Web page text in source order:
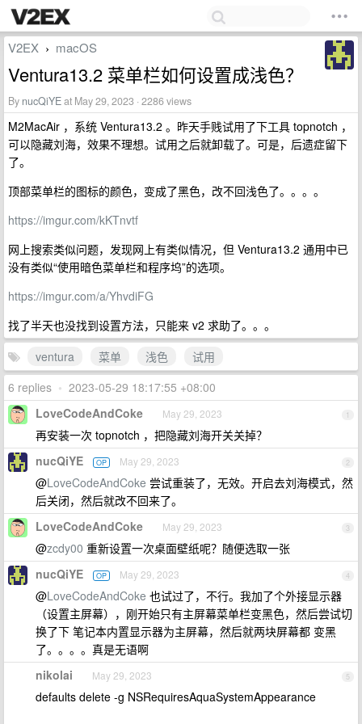
V2EX › macOS
Ventura13.2 菜单栏如何设置成浅色？
By nucQiYEat May 29, 2023 · 2286 views
M2MacAir ，系统 Ventura13.2 。昨天手贱试用了下工具 topnotch ，
可以隐藏刘海，效果不理想。试用之后就卸载了。可是，后遗症留下
了。
顶部菜单栏的图标的颜色，变成了黑色，改不回浅色了。。。。
https://imgur.com/kKTnvtf
网上搜索类似问题，发现网上有类似情况，但 Ventura13.2 通用中已
没有类似“使用暗色菜单栏和程序坞”的选项。
https://imgur.com/a/YhvdiFG
找了半天也没找到设置方法，只能来 v2 求助了。。。
ventura
菜单 浅色
试用
6 replies • 2023-05-29 18:17:55 +08:00
1
LoveCodeAndCoke May 29, 2023
再安装一次 topnotch ，把隐藏刘海开关关掉？
2
nucQiYE OP May 29, 2023
@LoveCodeAndCoke 尝试重装了，无效。开启去刘海模式，然
后关闭，然后就改不回来了。
3
LoveCodeAndCoke May 29, 2023
@zcdy00 重新设置一次桌面壁纸呢？随便选取一张
4
nucQiYE OP May 29, 2023
@LoveCodeAndCoke 也试过了，不行。我加了个外接显示器
（设置主屏幕），刚开始只有主屏幕菜单栏变黑色，然后尝试切
换了下 笔记本内置显示器为主屏幕，然后就两块屏幕都 变黑
了。。。。真是无语啊
5
nikolai May 29, 2023
defaults delete -g NSRequiresAquaSystemAppearance